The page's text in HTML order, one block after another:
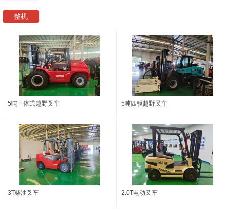
整机
5吨一体式越野叉车 5吨四驱越野叉车
3T柴油叉车 2.0T电动叉车